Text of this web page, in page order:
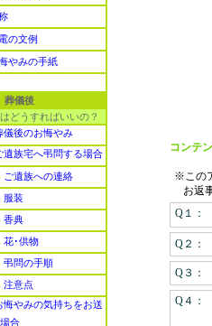
の文例
やみの手紙
儀後
どうすればいいの？
儀後のお悔やみ
遺族宅へ弔問する場合
ご遺族への連絡
服装
香典
花･供物
弔問の手順
注意点
悔やみの気持ちをお送
合
コンテ
※この
お返事
Q１：
Q２：
Q３：
Q４：